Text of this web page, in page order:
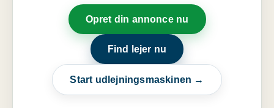
Opret din annonce nu
Find lejer nu
Start udlejningsmaskinen →